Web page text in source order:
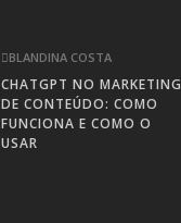
BLANDINA COSTA
CHATGPT NO MARKETING
DE CONTEÚDO: COMO
FUNCIONA E COMO O
USAR